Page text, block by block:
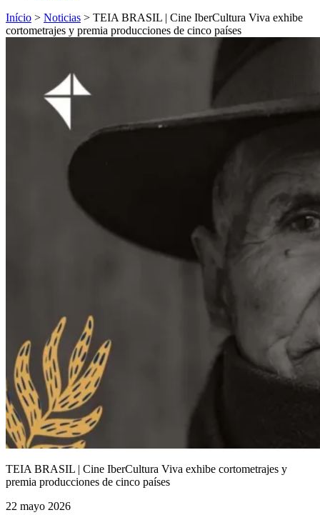
Início > Noticias > TEIA BRASIL | Cine IberCultura Viva exhibe
cortometrajes y premia producciones de cinco países
TEIA BRASIL | Cine IberCultura Viva exhibe cortometrajes y
premia producciones de cinco países
22 mayo 2026